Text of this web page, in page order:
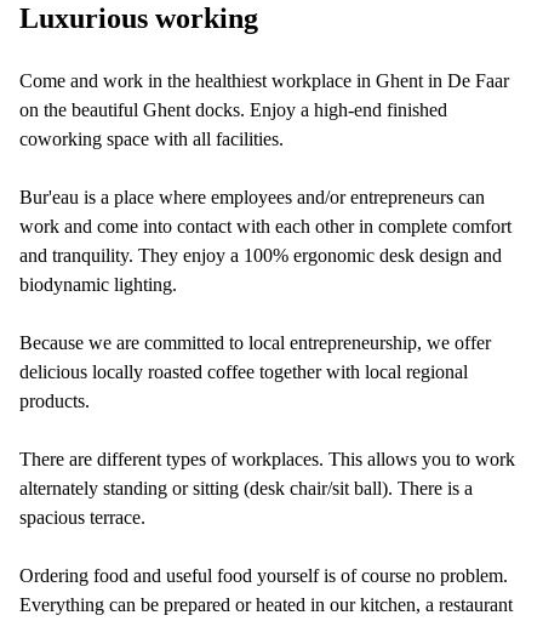
Luxurious working
Come and work in the healthiest workplace in Ghent in De Faar
on the beautiful Ghent docks. Enjoy a high-end finished
coworking space with all facilities.
Bur'eau is a place where employees and/or entrepreneurs can
work and come into contact with each other in complete comfort
and tranquility. They enjoy a 100% ergonomic desk design and
biodynamic lighting.
Because we are committed to local entrepreneurship, we offer
delicious locally roasted coffee together with local regional
products.
There are different types of workplaces. This allows you to work
alternately standing or sitting (desk chair/sit ball). There is a
spacious terrace.
Ordering food and useful food yourself is of course no problem.
Everything can be prepared or heated in our kitchen, a restaurant